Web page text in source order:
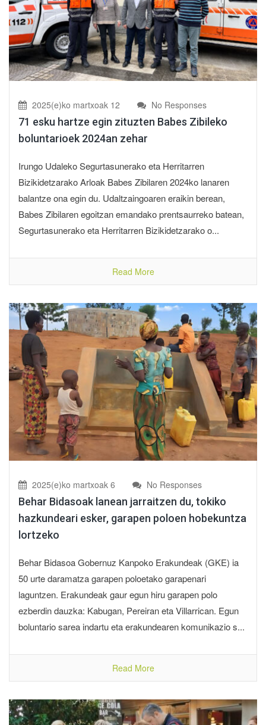
2025(e)ko martxoak 12 No Responses
71 esku hartze egin zituzten Babes Zibileko
boluntarioek 2024an zehar
Irungo Udaleko Segurtasunerako eta Herritarren
Bizikidetzarako Arloak Babes Zibilaren 2024ko lanaren
balantze ona egin du. Udaltzaingoaren eraikin berean,
Babes Zibilaren egoitzan emandako prentsaurreko batean,
Segurtasunerako eta Herritarren Bizikidetzarako o...
Read More
2025(e)ko martxoak 6 No Responses
Behar Bidasoak lanean jarraitzen du, tokiko
hazkundeari esker, garapen poloen hobekuntza
lortzeko
Behar Bidasoa Gobernuz Kanpoko Erakundeak (GKE) ia
50 urte daramatza garapen poloetako garapenari
laguntzen. Erakundeak gaur egun hiru garapen polo
ezberdin dauzka: Kabugan, Pereiran eta Villarrican. Egun
boluntario sarea indartu eta erakundearen komunikazio s...
Read More